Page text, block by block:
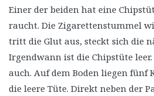
Einer der beiden hat eine
raucht. Die Zigarettenstummel
tritt die Glut aus, steckt sich die
Irgendwann ist die Chipstüte
auch. Auf dem Boden liegen fünf
die leere Tüte. Direkt neben der